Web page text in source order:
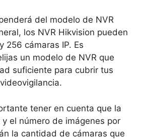
del modelo de NVR
los NVR Hikvision pueden
256 cámaras IP. Es
un modelo de NVR que
suficiente para cubrir tus
tener en cuenta que la
el número de imágenes por
la cantidad de cámaras que